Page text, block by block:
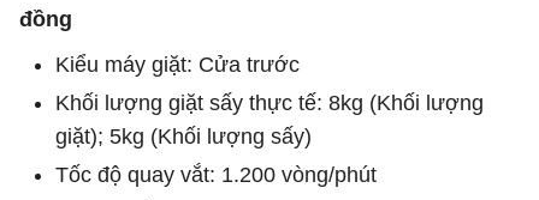
đồng
Kiểu máy giặt: Cửa trước
Khối lượng giặt sấy thực tế: 8kg (Khối lượng
giặt); 5kg (Khối lượng sấy)
Tốc độ quay vắt: 1.200 vòng/phút